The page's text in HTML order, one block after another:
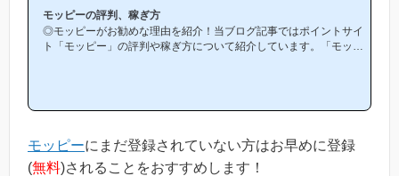
モッピーの評判、稼ぎ方
◎モッピーがお勧めな理由を紹介！当ブログ記事ではポイントサイ
ト「モッピー」の評判や稼ぎ方について紹介しています。「モッピ
初心者の方でも稼ぎやすく、当ブログでもおすすめ第1位のポイン
トサイトです！当ペ...
モッピーにまだ登録されていない方はお早めに登録
(無料)されることをおすすめします！